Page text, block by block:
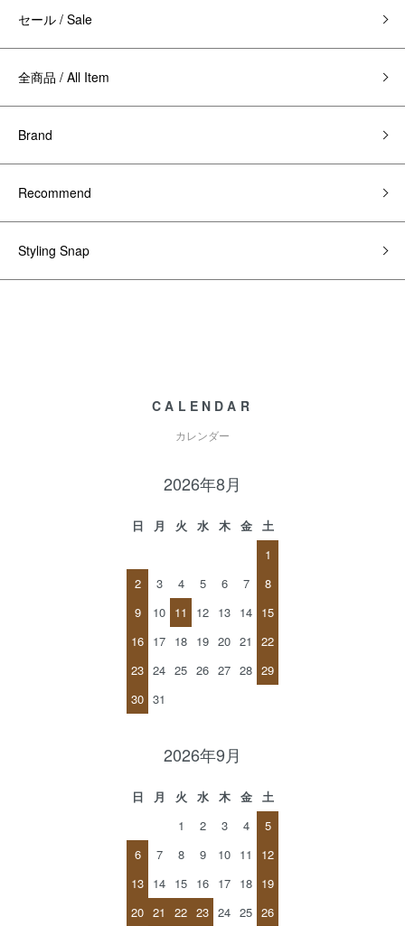
セール / Sale
全商品 / All Item
Brand
Recommend
Styling Snap
CALENDAR
カレンダー
2026年8月
日 月 火 水 木 金
土
1
2
3 4 5 6 7
8
9
10 11 12 13 14 15
16 17 18 19 20 21
22
23 24 25 26 27 28 29
30 31
2026年9月
日 月 火 水 木 金
土
1
2 3 4
5
6
7 8 9 10 11
12
13 14 15 16 17 18 19
20 21 22 23 24 25 26